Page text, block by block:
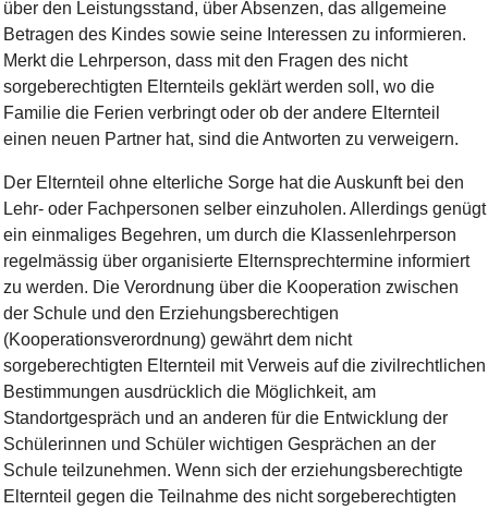
über den Leistungsstand, über Absenzen, das allgemeine
Betragen des Kindes sowie seine Interessen zu informieren.
Merkt die Lehrperson, dass mit den Fragen des nicht
sorgeberechtigten Elternteils geklärt werden soll, wo die
Familie die Ferien verbringt oder ob der andere Elternteil
einen neuen Partner hat, sind die Antworten zu verweigern.
Der Elternteil ohne elterliche Sorge hat die Auskunft bei den
Lehr- oder Fachpersonen selber einzuholen. Allerdings genügt
ein einmaliges Begehren, um durch die Klassenlehrperson
regelmässig über organisierte Elternsprechtermine informiert
zu werden. Die Verordnung über die Kooperation zwischen
der Schule und den Erziehungsberechtigen
(Kooperationsverordnung) gewährt dem nicht
sorgeberechtigten Elternteil mit Verweis auf die zivilrechtlichen
Bestimmungen ausdrücklich die Möglichkeit, am
Standortgespräch und an anderen für die Entwicklung der
Schülerinnen und Schüler wichtigen Gesprächen an der
Schule teilzunehmen. Wenn sich der erziehungsberechtigte
Elternteil gegen die Teilnahme des nicht sorgeberechtigten